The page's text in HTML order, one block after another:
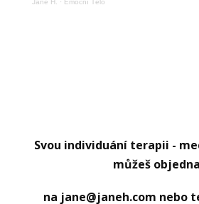
Jane H. · Emoční Tělo
Svou individuání terapii -
můžeš
na jane@janeh.com nebo